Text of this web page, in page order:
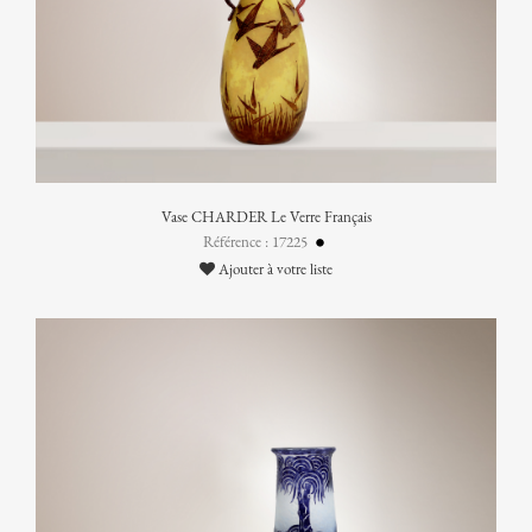
Vase CHARDER Le Verre Français
Référence : 17225
Ajouter à votre liste